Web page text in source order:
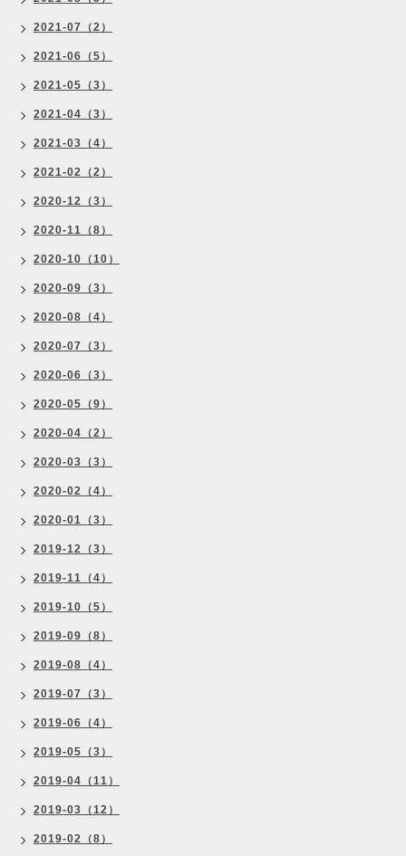
2021-07（2）
2021-06（5）
2021-05（3）
2021-04（3）
2021-03（4）
2021-02（2）
2020-12（3）
2020-11（8）
2020-10（10）
2020-09（3）
2020-08（4）
2020-07（3）
2020-06（3）
2020-05（9）
2020-04（2）
2020-03（3）
2020-02（4）
2020-01（3）
2019-12（3）
2019-11（4）
2019-10（5）
2019-09（8）
2019-08（4）
2019-07（3）
2019-06（4）
2019-05（3）
2019-04（11）
2019-03（12）
2019-02（8）